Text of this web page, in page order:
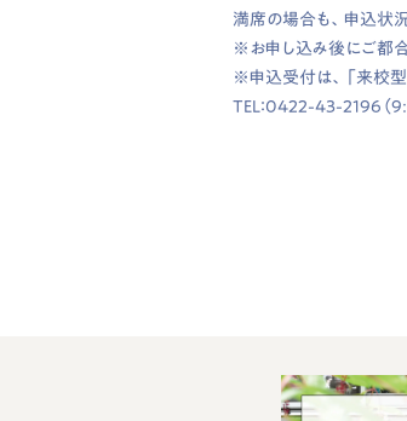
満席の場合も、申込状
※お申し込み後にご都合
※申込受付は、「来校型
TEL：0422-43-2196（